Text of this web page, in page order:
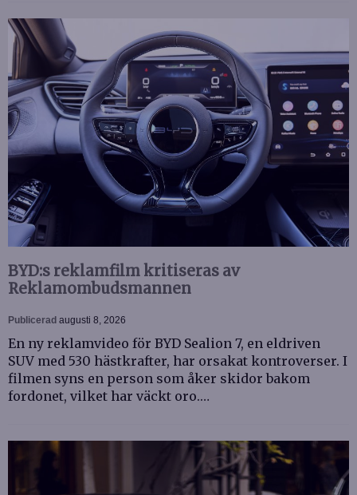
BYD:s reklamfilm kritiseras av
Reklamombudsmannen
Publicerad augusti 8, 2026
En ny reklamvideo för BYD Sealion 7, en eldriven
SUV med 530 hästkrafter, har orsakat kontroverser. I
filmen syns en person som åker skidor bakom
fordonet, vilket har väckt oro.…